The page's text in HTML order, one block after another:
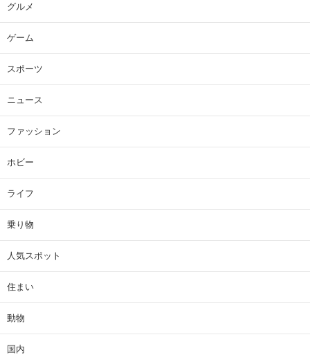
グルメ
ゲーム
スポーツ
ニュース
ファッション
ホビー
ライフ
乗り物
人気スポット
住まい
動物
国内